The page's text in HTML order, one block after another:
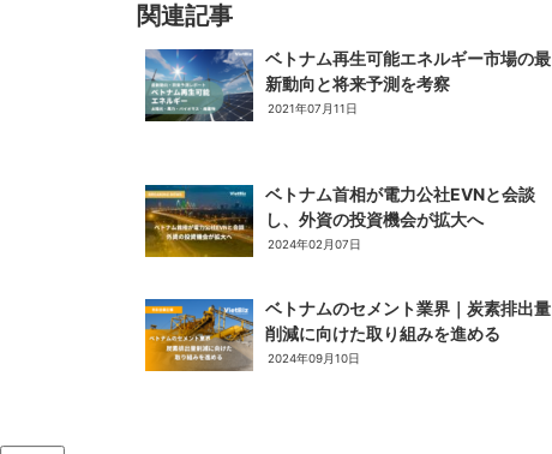
関連記事
ベトナム再生可能エネルギー市場の最
新動向と将来予測を考察
2021年07月11日
ベトナム首相が電力公社EVNと会談
し、外資の投資機会が拡大へ
2024年02月07日
ベトナムのセメント業界｜炭素排出量
削減に向けた取り組みを進める
2024年09月10日